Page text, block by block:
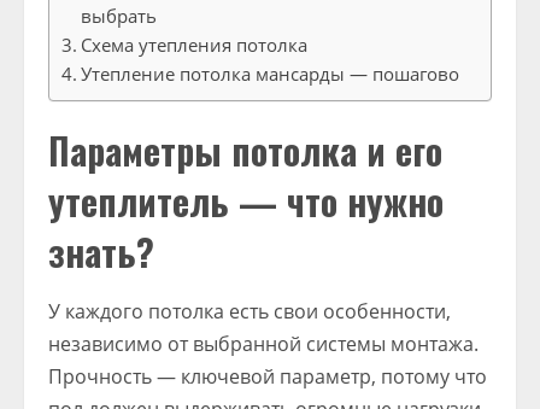
выбрать
Схема утепления потолка
Утепление потолка мансарды — пошагово
Параметры потолка и его
утеплитель — что нужно
знать?
У каждого потолка есть свои особенности,
независимо от выбранной системы монтажа.
Прочность — ключевой параметр, потому что